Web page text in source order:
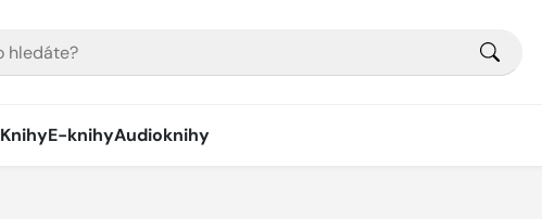
KnihyE-knihyAudioknihy